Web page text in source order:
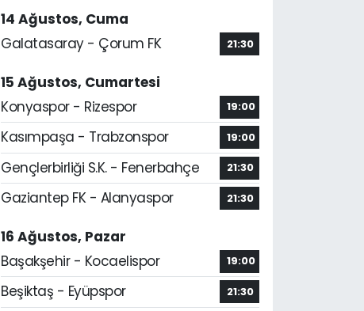
14 Ağustos, Cuma
Galatasaray - Çorum FK
21:30
15 Ağustos, Cumartesi
Konyaspor - Rizespor
19:00
Kasımpaşa - Trabzonspor 19:00
Gençlerbirliği S.K. - Fenerbahçe 21:30
Gaziantep FK - Alanyaspor 21:30
16 Ağustos, Pazar
Başakşehir - Kocaelispor
19:00
Beşiktaş - Eyüpspor 21:30